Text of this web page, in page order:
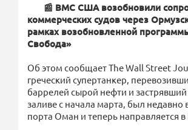
📰 ВМС США возобновили
коммерческих судов через
рамках возобновленной
Свобода»
Об этом сообщает The Wall Street
греческий супертанкер,
баррелей сырой нефти и
заливе с начала марта, был
порта Оман и теперь направляется